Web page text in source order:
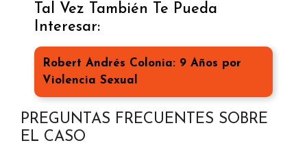
Tal Vez También Te Pueda
Interesar:
Robert Andrés Colonia: 9 Años por
Violencia Sexual
PREGUNTAS FRECUENTES SOBRE
EL CASO